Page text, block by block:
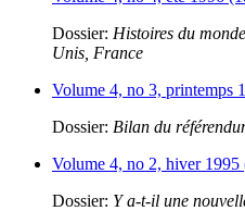
Dossier: Histoires du
Unis, France
Volume 4, no 3, printemps
Dossier: Bilan du
Volume 4, no 2, hiver 1995
Dossier: Y a-t-il une